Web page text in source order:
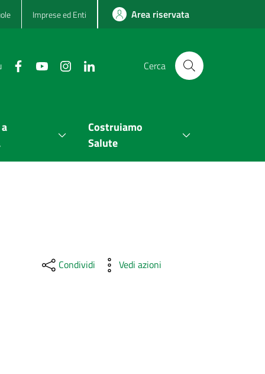
Imprese ed Enti Area riservata
Cerca
Costruiamo
Salute
Condividi Vedi azioni